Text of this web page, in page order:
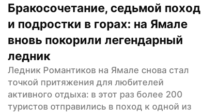
Бракосочетание, седьмой поход
и подростки в горах: на Ямале
вновь покорили легендарный
ледник
Ледник Романтиков на Ямале снова стал
точкой притяжения для любителей
активного отдыха: в этот раз более 200
туристов отправились в поход к одной из